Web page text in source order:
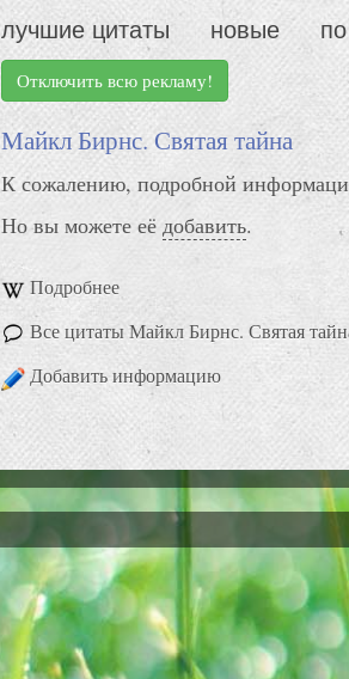
лучшие цитаты новые
Отключить всю рекламу!
Майкл Бирнс. Святая тайна
К сожалению, подробной
Но вы можете её добавить.
Подробнее
Все цитаты Майкл Бирнс. Святая
Добавить информацию